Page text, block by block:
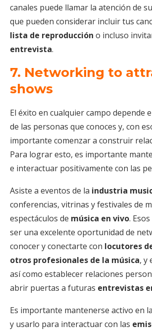
canales puede llamar la atención de
que pueden considerar incluir tus
lista de reproducción o incluso
entrevista.
7. Networking to
shows
El éxito en cualquier campo depende
de las personas que conoces y, con
importante comenzar a construir
Para lograr esto, es importante
e interactuar positivamente con las
Asiste a eventos de la industria
conferencias, vitrinas y festivales de
espectáculos de música en vivo.
ser una excelente oportunidad de
conocer y conectarte con locutores
otros profesionales de la música, y
así como establecer relaciones
abrir puertas a futuras entrevistas
Es importante mantenerse activo en
y usarlo para interactuar con las